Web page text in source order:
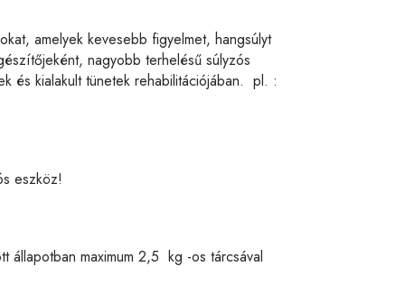
amelyek kevesebb figyelmet, hangsúlyt
nagyobb terhelésű súlyzós
és kialakult tünetek rehabilitációjában. pl. :
eszköz!
állapotban maximum 2,5 kg -os tárcsával